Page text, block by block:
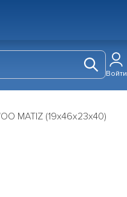
Войти
MATIZ (19x46x23x40)